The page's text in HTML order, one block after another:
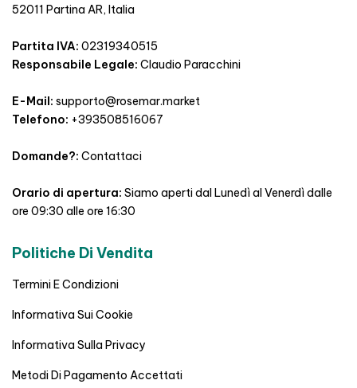
52011 Partina AR, Italia
Partita IVA: 02319340515
Responsabile Legale: Claudio Paracchini
E-Mail: supporto@rosemar.market
Telefono: +393508516067
Domande?: Contattaci
Orario di apertura: Siamo aperti dal Lunedì al Venerdì dalle
ore 09:30 alle ore 16:30
Politiche Di Vendita
Termini E Condizioni
Informativa Sui Cookie
Informativa Sulla Privacy
Metodi Di Pagamento Accettati